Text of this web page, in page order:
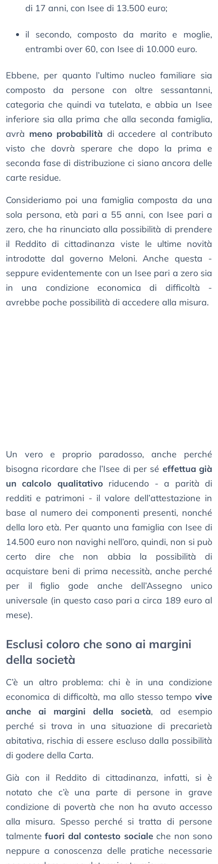
di 17 anni, con Isee di 13.500 euro;
il secondo, composto da marito e moglie,
entrambi over 60, con Isee di 10.000 euro.
Ebbene, per quanto l’ultimo nucleo familiare sia
composto da persone con oltre sessantanni,
categoria che quindi va tutelata, e abbia un Isee
inferiore sia alla prima che alla seconda famiglia,
avrà meno probabilità di accedere al contributo
visto che dovrà sperare che dopo la prima e
seconda fase di distribuzione ci siano ancora delle
carte residue.
Consideriamo poi una famiglia composta da una
sola persona, età pari a 55 anni, con Isee pari a
zero, che ha rinunciato alla possibilità di prendere
il Reddito di cittadinanza viste le ultime novità
introdotte dal governo Meloni. Anche questa -
seppure evidentemente con un Isee pari a zero sia
in una condizione economica di difficoltà -
avrebbe poche possibilità di accedere alla misura.
Un vero e proprio paradosso, anche perché
bisogna ricordare che l’Isee di per sé effettua già
un calcolo qualitativo riducendo - a parità di
redditi e patrimoni - il valore dell’attestazione in
base al numero dei componenti presenti, nonché
della loro età. Per quanto una famiglia con Isee di
14.500 euro non navighi nell’oro, quindi, non si può
certo dire che non abbia la possibilità di
acquistare beni di prima necessità, anche perché
per il figlio gode anche dell’Assegno unico
universale (in questo caso pari a circa 189 euro al
mese).
Esclusi coloro che sono ai margini
della società
C’è un altro problema: chi è in una condizione
economica di difficoltà, ma allo stesso tempo vive
anche ai margini della società, ad esempio
perché si trova in una situazione di precarietà
abitativa, rischia di essere escluso dalla possibilità
di godere della Carta.
Già con il Reddito di cittadinanza, infatti, si è
notato che c’è una parte di persone in grave
condizione di povertà che non ha avuto accesso
alla misura. Spesso perché si tratta di persone
talmentefuori dal contesto socialeche non sono
neppure a conoscenza delle pratiche necessarie